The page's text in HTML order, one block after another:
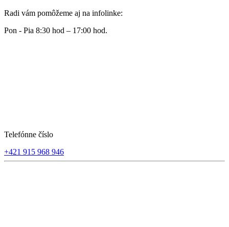
Radi vám pomôžeme aj na infolinke:
Pon - Pia 8:30 hod – 17:00 hod.
Telefónne číslo
+421 915 968 946